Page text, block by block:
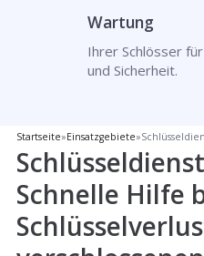
Wartung
Ihrer Schlösser
und Sicherheit.
Startseite»Einsatzgebiete»
Schnelle Hilfe